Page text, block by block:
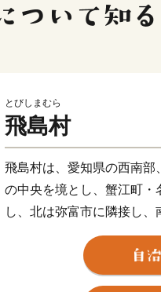
とびしまむら
飛島村
飛島村は、愛知県の西南部
の中央を境とし、蟹江町・
し、北は弥富市に隣接し、
全体の面積は約22.43ｋ㎡
部は臨海工業地帯となっ
を中心とした貿易の拠点